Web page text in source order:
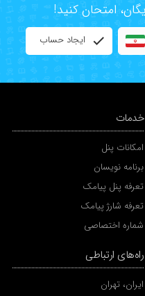
ایجاد حساب
خدمات
امکانات پنل
برنامه نویسان
تعرفه پنل پیامک
تعرفه شارژ پیامک
شماره اختصاصی
راه‌های ارتباطی
ایران، تهران